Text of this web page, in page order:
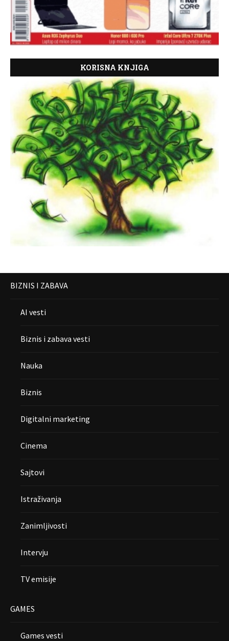
KORISNA KNJIGA
BIZNIS I ZABAVA
AI vesti
Biznis i zabava vesti
Nauka
Biznis
Digitalni marketing
Cinema
Sajtovi
Istraživanja
Zanimljivosti
Intervju
TV emisije
GAMES
Games vesti